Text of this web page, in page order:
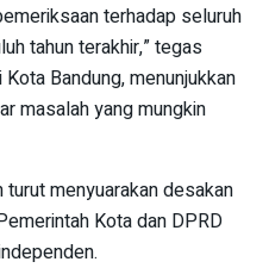
terhadap seluruh
tahun terakhir,” tegas
Bandung, menunjukkan
masalah yang mungkin
menyuarakan desakan
Kota dan DPRD